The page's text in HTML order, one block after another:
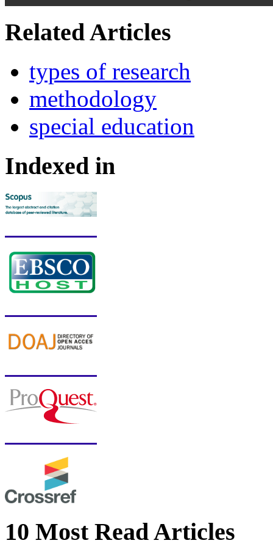
Related Articles
types of research
methodology
spe­­cial education
Indexed in
10 Most Read Articles